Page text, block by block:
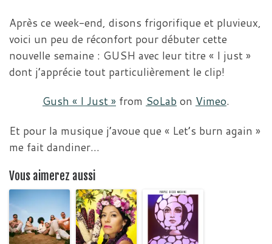
Après ce week-end, disons frigorifique et pluvieux,
voici un peu de réconfort pour débuter cette
nouvelle semaine : GUSH avec leur titre « I just »
dont j’apprécie tout particulièrement le clip!
Gush « I Just » from SoLab on Vimeo.
Et pour la musique j’avoue que « Let’s burn again »
me fait dandiner…
Vous aimerez aussi